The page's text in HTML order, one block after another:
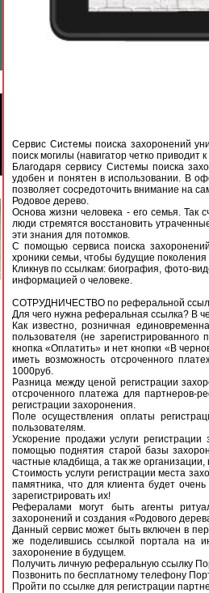
Сервис Системы поиска захоронений
поиск могилы (навигатор четко приводит
Благодаря сервису Системы поиска
удобен и понятен в использовании. В
позволяет сосредоточить внимание на
Родовое дерево.
Основа жизни человека - его семья. Так
люди стремятся восстановить
эти знания для потомков.
С помощью сервиса поиска
хроники семьи, чтобы будущие
Кликнув по ссылкам: биография, фото-
информацией о человеке.
СОТРУДНИЧЕСТВО по реферальной
Для чего нужна реферальная ссылка? В
Как известно, розничная
пользователя (не
кнопка «Оплатить» и нет кнопки «В
иметь возможность отсроченного
1000руб.
Разница между ценой регистрации
отсроченного платежа для партнеров-
регистрации захоронения.
Поле осуществления оплаты
пользователям.
Ускорение продажи услуги
помощью поднятия старой базы
частные кладбища, а так же
Стоимость услуги регистрации места
памятника, что для клиента будет
зарегистрировать их!
Рефералами могут быть агенты
захоронений и создания «Родового
Данный сервис может быть включен в
же поделившись ссылкой портала на
захоронение в будущем.
Получить личную реферальную ссылку
Позвонить по бесплатному телефону
Пройти по ссылке для регистрации